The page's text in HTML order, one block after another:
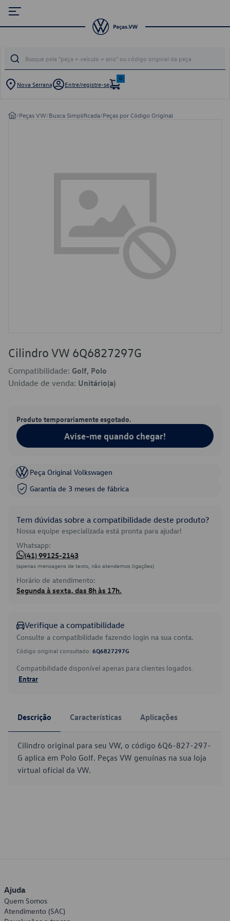
Nova Serrana Entre/registre-se
0
/Peças VW/Busca Simplificada/Peças por Código Original
Cilindro VW 6Q6827297G
Compatibilidade: Golf, Polo
Unidade de venda: Unitário(a)
Produto temporariamente esgotado.
Avise-me quando chegar!
Peça Original Volkswagen
Garantia de 3 meses de fábrica
Tem dúvidas sobre a compatibilidade deste produto?
Nossa equipe especializada está pronta para ajudar!
Whatsapp:
(41) 99125-2143
(apenas mensagens de texto, não atendemos ligações)
Horário de atendimento:
Segunda à sexta, das 8h às 17h.
Verifique a compatibilidade
Consulte a compatibilidade fazendo login na sua conta.
Código original consultado: 6Q6827297G
Compatibilidade disponível apenas para clientes logados.
Entrar
Descrição Características Aplicações
Cilindro original para seu VW, o código 6Q6-827-297-
G aplica em Polo Golf. Peças VW genuínas na sua loja
virtual oficial da VW.
Ajuda
Quem Somos
Atendimento (SAC)